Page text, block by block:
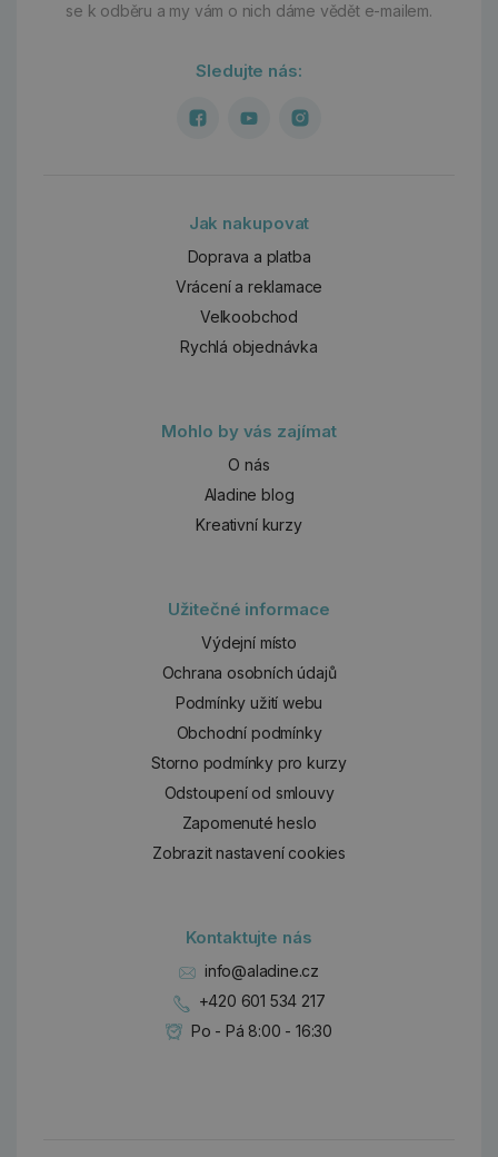
se k odběru a my vám o nich dáme vědět e-mailem.
Sledujte nás:
Jak nakupovat
Doprava a platba
Vrácení a reklamace
Velkoobchod
Rychlá objednávka
Mohlo by vás zajímat
O nás
Aladine blog
Kreativní kurzy
Užitečné informace
Výdejní místo
Ochrana osobních údajů
Podmínky užití webu
Obchodní podmínky
Storno podmínky pro kurzy
Odstoupení od smlouvy
Zapomenuté heslo
Zobrazit nastavení cookies
Kontaktujte nás
info@aladine.cz
+420 601 534 217
Po - Pá 8:00 - 16:30